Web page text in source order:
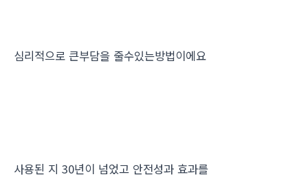
심리적으로 큰부담을 줄수있는방법이에요
사용된 지 30년이 넘었고 안전성과 효과를